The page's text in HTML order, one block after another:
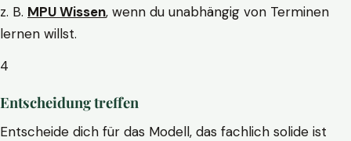
z. B. MPU Wissen, wenn du unabhängig von Terminen
lernen willst.
4
Entscheidung treffen
Entscheide dich für das Modell, das fachlich solide ist